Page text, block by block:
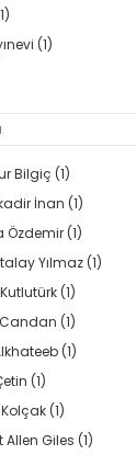
(1)
(1)
Kedi Yayınevi (1)
Kitaplar (1)
Yayınları (2)
(1)
Bilgiç (1)
İnan (1)
Özdemir (1)
Yılmaz (1)
(1)
(1)
(1)
(1)
(1)
Allen Giles (1)